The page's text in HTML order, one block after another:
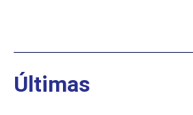
Últimas